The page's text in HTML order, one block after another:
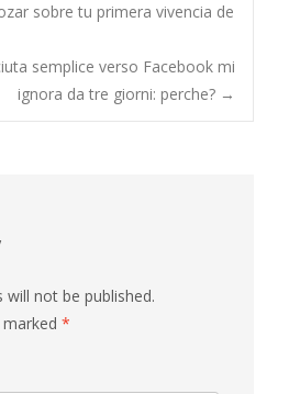
sobre tu primera vivencia de
semplice verso Facebook mi
ignora da tre giorni: perche? →
will not be published.
*